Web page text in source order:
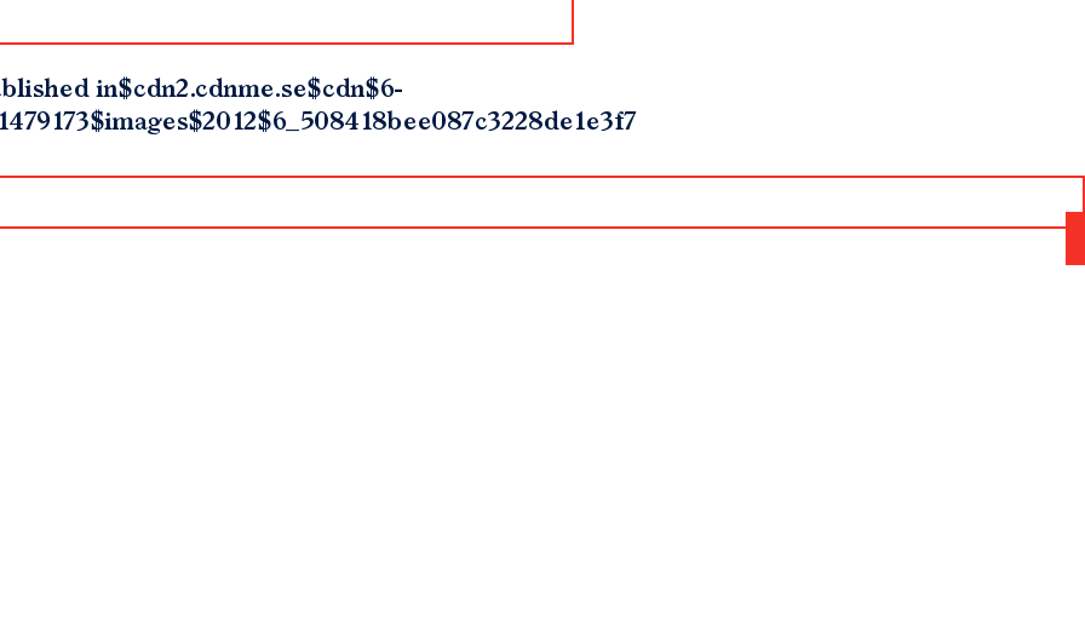
in$cdn2.cdnme.se$cdn$6-